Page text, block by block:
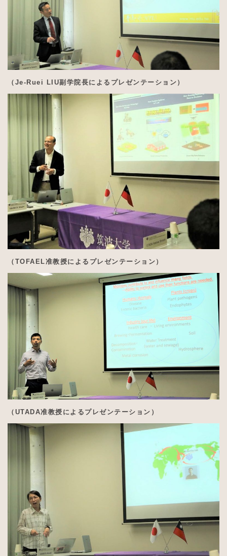
（Je-Ruei LIU副学院長によるプレゼンテーション）
（TOFAEL准教授によるプレゼンテーション）
（UTADA准教授によるプレゼンテーション）